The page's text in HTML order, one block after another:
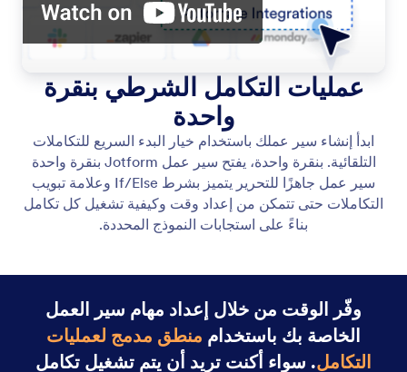
سير العمل ابدأ الآنالفئة
حوِّل أفكارك إلى عمليات سير عمل كاملة التشغيل على
الفور. ما عليك سوى وصف العملية الخاصة بك، وسيقوم
الذكاء الاصطناعي في Jotform ببنائها لك.